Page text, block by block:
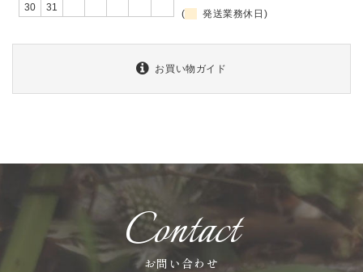
30
31
( 発送業務休日)
お買い物ガイド
Contact
お問い合わせ